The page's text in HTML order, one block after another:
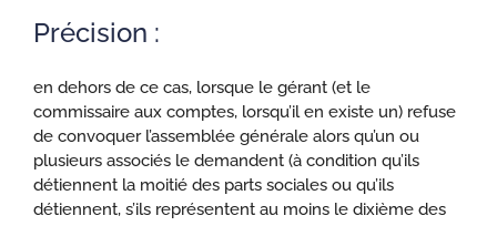
Précision :
en dehors de ce cas, lorsque le gérant (et le
commissaire aux comptes, lorsqu’il en existe un) refuse
de convoquer l’assemblée générale alors qu’un ou
plusieurs associés le demandent (à condition qu’ils
détiennent la moitié des parts sociales ou qu’ils
détiennent, s’ils représentent au moins le dixième des